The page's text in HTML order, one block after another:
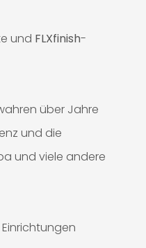
und FLXfinish-
über Jahre
und die
und viele andere